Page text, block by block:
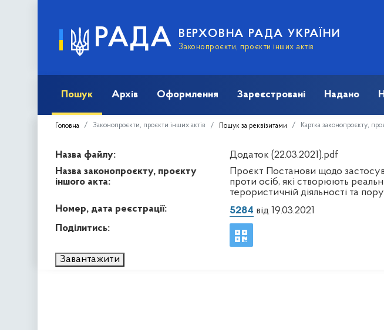
РАДА ВЕРХОВНА РАДА УКРАЇНИ
Законопроєкти, проєкти інших актів
Пошук Архів Оформлення Зареєстровані Надано
Головна Законопроєкти, проєкти інших актів Пошук за реквізитами Картка законопроєкту,
Назва файлу:
Додаток (22.03.2021).pdf
Назва законопроєкту, проєкту
іншого акта:
Проєкт Постанови щодо
проти осіб, які створюють
терористичній діяльності та
Номер, дата реєстрації:
5284 від 19.03.2021
Поділитись:
Завантажити